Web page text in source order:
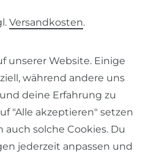
Versandkosten.
AGB
unserer Website. Einige
während andere uns
deine Erfahrung zu
"Alle akzeptieren" setzen
auch solche Cookies. Du
jederzeit anpassen und